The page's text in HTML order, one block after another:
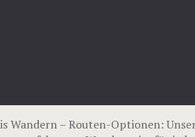
– Routen-Optionen: